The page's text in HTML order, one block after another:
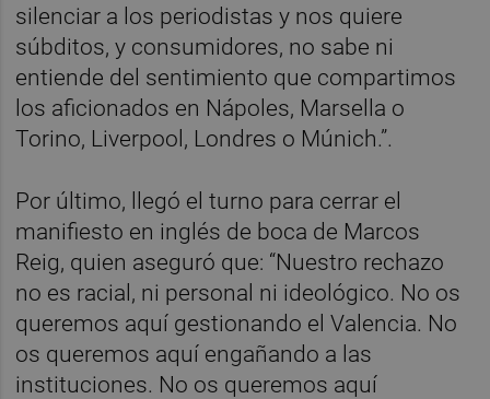
silenciar a los periodistas y nos quiere
súbditos, y consumidores, no sabe ni
entiende del sentimiento que compartimos
los aficionados en Nápoles, Marsella o
Torino, Liverpool, Londres o Múnich.”.
Por último, llegó el turno para cerrar el
manifiesto en inglés de boca de Marcos
Reig, quien aseguró que: “Nuestro rechazo
no es racial, ni personal ni ideológico. No os
queremos aquí gestionando el Valencia. No
os queremos aquí engañando a las
instituciones. No os queremos aquí